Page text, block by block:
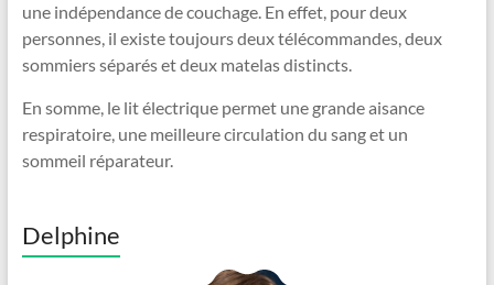
une indépendance de couchage. En effet, pour deux
personnes, il existe toujours deux télécommandes, deux
sommiers séparés et deux matelas distincts.
En somme, le lit électrique permet une grande aisance
respiratoire, une meilleure circulation du sang et un
sommeil réparateur.
Delphine